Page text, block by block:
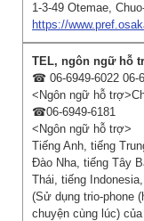
1-3-49 Otemae,
https://
☎ 06-6949-6022 06-
<Ngôn ngữ hỗ
☎06-6949-6181
<Ngôn ngữ hỗ trợ>
Tiếng Anh, tiếng
Đào Nha, tiếng Tây
Thái, tiếng
(Sử dụng trio-phone
chuyện cùng lúc)